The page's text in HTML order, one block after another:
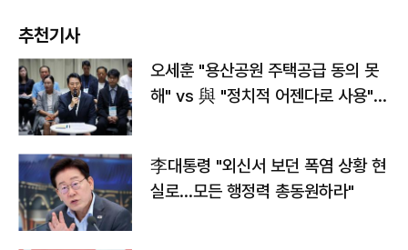
추천기사
오세훈 "용산공원 주택공급 동의 못
해" vs 與 "정치적 어젠다로 사용"
李대통령 "외신서 보던 폭염 상황 현
실로…모든 행정력 총동원하라"